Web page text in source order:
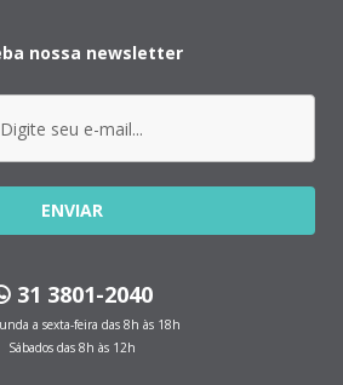
nossa newsletter
ENVIAR
31 3801-2040
a sexta-feira das 8h às 18h
Sábados das 8h às 12h